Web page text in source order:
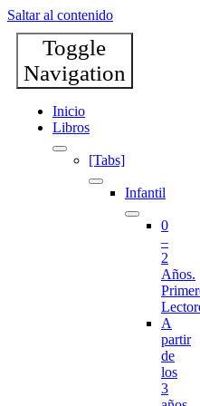
Saltar al contenido
Toggle
Navigation
Inicio
Libros
[Tabs]
Infantil
0
–
2
Años.
A
partir
de
los
3